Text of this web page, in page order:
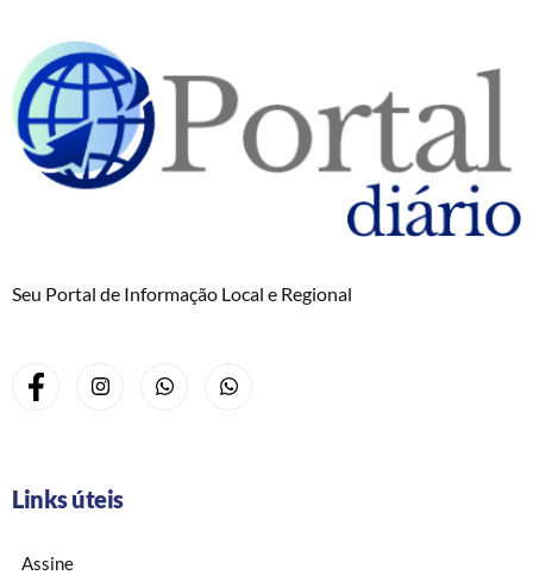
Seu Portal de Informação Local e Regional
Links úteis
Assine